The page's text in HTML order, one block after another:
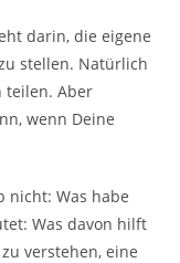
darin, die eigene
stellen. Natürlich
teilen. Aber
wenn Deine
nicht: Was habe
Was davon hilft
verstehen, eine